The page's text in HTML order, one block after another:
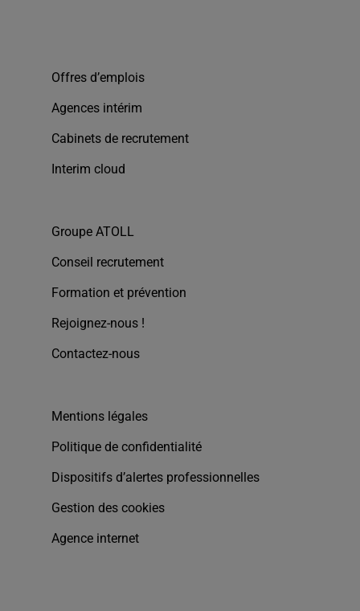
Offres d’emplois
Agences intérim
Cabinets de recrutement
Interim cloud
Groupe ATOLL
Conseil recrutement
Formation et prévention
Rejoignez-nous !
Contactez-nous
Mentions légales
Politique de confidentialité
Dispositifs d’alertes professionnelles
Gestion des cookies
Agence internet